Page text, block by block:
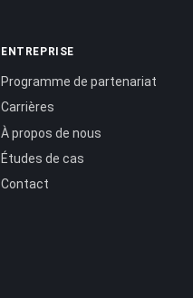
ENTREPRISE
Programme de partenariat
Carrières
À propos de nous
Études de cas
Contact